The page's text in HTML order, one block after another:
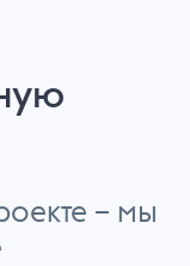
– мы